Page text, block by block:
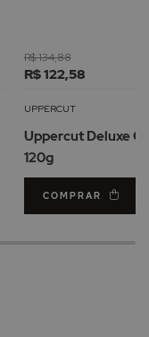
Adicionar
Lista
Desejos
R$ 122,58
R$ 134,88
UPPERCUT
Uppercut Deluxe
120g
COMPRAR